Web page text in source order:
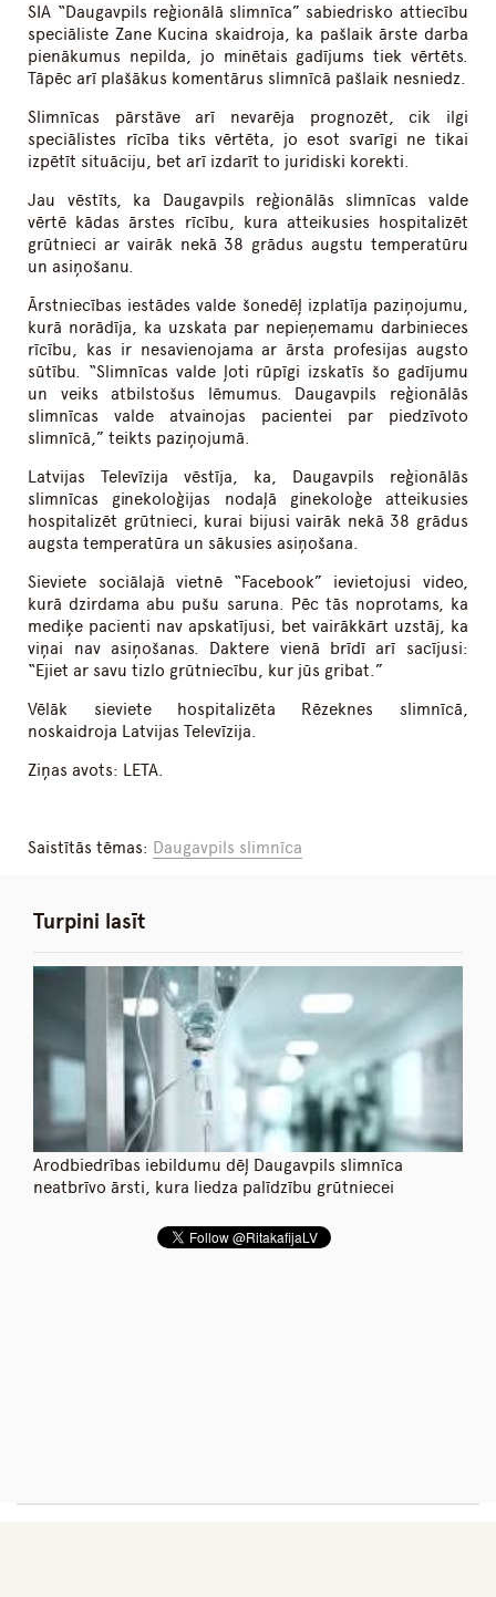
SIA “Daugavpils reģionālā slimnīca” sabiedrisko attiecību
speciāliste Zane Kucina skaidroja, ka pašlaik ārste darba
pienākumus nepilda, jo minētais gadījums tiek vērtēts.
Tāpēc arī plašākus komentārus slimnīcā pašlaik nesniedz.
Slimnīcas pārstāve arī nevarēja prognozēt, cik ilgi
speciālistes rīcība tiks vērtēta, jo esot svarīgi ne tikai
izpētīt situāciju, bet arī izdarīt to juridiski korekti.
Jau vēstīts, ka Daugavpils reģionālās slimnīcas valde
vērtē kādas ārstes rīcību, kura atteikusies hospitalizēt
grūtnieci ar vairāk nekā 38 grādus augstu temperatūru
un asiņošanu.
Ārstniecības iestādes valde šonedēļ izplatīja paziņojumu,
kurā norādīja, ka uzskata par nepieņemamu darbinieces
rīcību, kas ir nesavienojama ar ārsta profesijas augsto
sūtību. “Slimnīcas valde ļoti rūpīgi izskatīs šo gadījumu
un veiks atbilstošus lēmumus. Daugavpils reģionālās
slimnīcas valde atvainojas pacientei par piedzīvoto
slimnīcā,” teikts paziņojumā.
Latvijas Televīzija vēstīja, ka, Daugavpils reģionālās
slimnīcas ginekoloģijas nodaļā ginekoloģe atteikusies
hospitalizēt grūtnieci, kurai bijusi vairāk nekā 38 grādus
augsta temperatūra un sākusies asiņošana.
Sieviete sociālajā vietnē “Facebook” ievietojusi video,
kurā dzirdama abu pušu saruna. Pēc tās noprotams, ka
mediķe pacienti nav apskatījusi, bet vairākkārt uzstāj, ka
viņai nav asiņošanas. Daktere vienā brīdī arī sacījusi:
“Ejiet ar savu tizlo grūtniecību, kur jūs gribat.”
Vēlāk sieviete hospitalizēta Rēzeknes slimnīcā,
noskaidroja Latvijas Televīzija.
Ziņas avots: LETA.
Saistītās tēmas: Daugavpils slimnīca
Turpini lasīt
Arodbiedrības iebildumu dēļ Daugavpils slimnīca
neatbrīvo ārsti, kura liedza palīdzību grūtniecei